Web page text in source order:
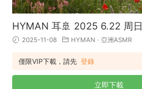
HYMAN 耳🚢 2025 6.22 周日
2025-11-08 HYMAN · 亞洲ASMR
僅限VIP下載，請先 登錄
立即下載